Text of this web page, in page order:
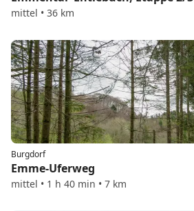
mittel • 36 km
Burgdorf
Emme-Uferweg
mittel • 1 h 40 min • 7 km